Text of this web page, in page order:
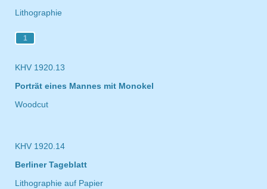
Lithographie
1
KHV 1920.13
Porträt eines Mannes mit Monokel
Woodcut
KHV 1920.14
Berliner Tageblatt
Lithographie auf Papier